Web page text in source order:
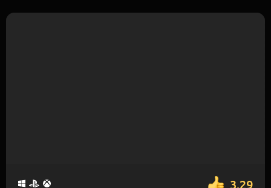
3.29